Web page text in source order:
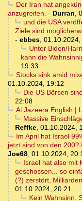
Der Iran hat
anzugreifen. - Durran,
und die USA
Ziele sind
- ebbes,
Unter Biden/
kann die
19:33
Stocks sink amid
01.10.2024, 19:12
Die US Börsen
22:08
Al Jazeera English |
Massive
Reffke, 01.10.2024,
Im April hat Israel
jetzt sind von den
Joe68, 01.10.2024,
Israel hat also mit
geschossen... so
(?) zerstört,
01.10.2024, 20:21
Kein Wahnsinn.